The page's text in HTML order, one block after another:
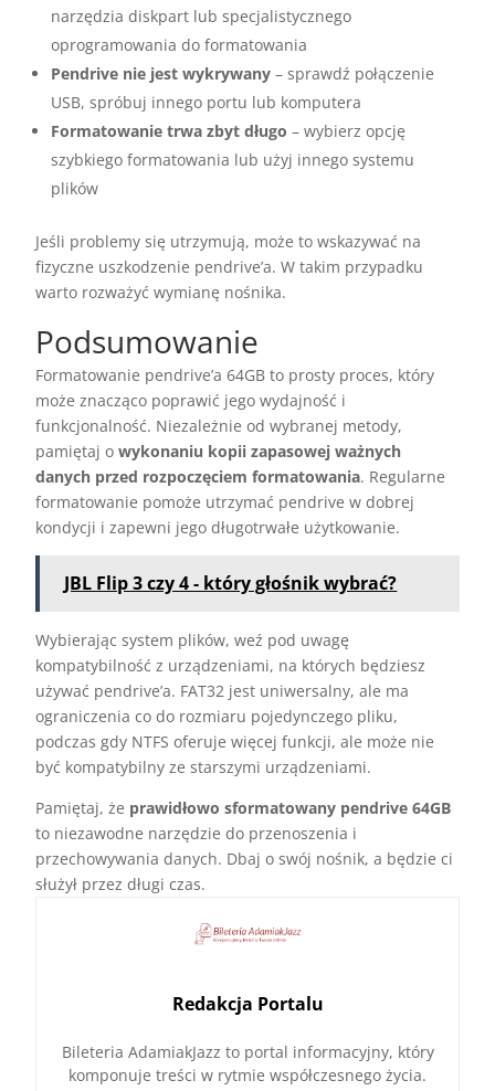
narzędzia diskpart lub specjalistycznego
oprogramowania do formatowania
Pendrive nie jest wykrywany – sprawdź połączenie
USB, spróbuj innego portu lub komputera
Formatowanie trwa zbyt długo – wybierz opcję
szybkiego formatowania lub użyj innego systemu
plików
Jeśli problemy się utrzymują, może to wskazywać na
fizyczne uszkodzenie pendrive’a. W takim przypadku
warto rozważyć wymianę nośnika.
Podsumowanie
Formatowanie pendrive’a 64GB to prosty proces, który
może znacząco poprawić jego wydajność i
funkcjonalność. Niezależnie od wybranej metody,
pamiętaj owykonaniu kopii zapasowej ważnych
danych przed rozpoczęciem formatowania. Regularne
formatowanie pomoże utrzymać pendrive w dobrej
kondycji i zapewni jego długotrwałe użytkowanie.
JBL Flip 3 czy 4 - który głośnik wybrać?
Wybierając system plików, weź pod uwagę
kompatybilność z urządzeniami, na których będziesz
używać pendrive’a. FAT32 jest uniwersalny, ale ma
ograniczenia co do rozmiaru pojedynczego pliku,
podczas gdy NTFS oferuje więcej funkcji, ale może nie
być kompatybilny ze starszymi urządzeniami.
Pamiętaj, że prawidłowo sformatowany pendrive 64GB
to niezawodne narzędzie do przenoszenia i
przechowywania danych. Dbaj o swój nośnik, a będzie ci
służył przez długi czas.
Redakcja Portalu
Bileteria AdamiakJazz to portal informacyjny, który
komponuje treści w rytmie współczesnego życia.